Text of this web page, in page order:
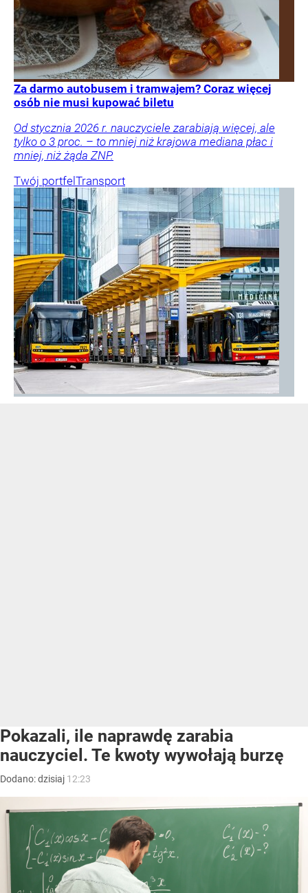
Za darmo autobusem i tramwajem? Coraz więcej
osób nie musi kupować biletu
Od stycznia 2026 r. nauczyciele zarabiają więcej, ale
tylko o 3 proc. – to mniej niż krajowa mediana płac i
mniej, niż żąda ZNP.
Twój portfel Transport
Pokazali, ile naprawdę zarabia
nauczyciel. Te kwoty wywołają burzę
Dodano:dzisiaj 12:23